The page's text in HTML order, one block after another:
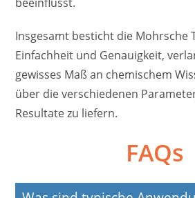
Insgesamt besticht die
Einfachheit und Genauigkeit,
gewisses Maß an chemischem
über die verschiedenen
Resultate zu liefern.
FAQs